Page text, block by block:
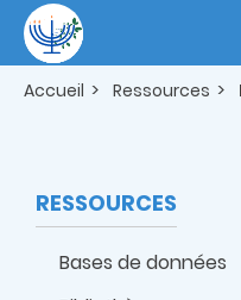
contenu
principal
Accueil Ressources
RESSOURCES
Bases de données